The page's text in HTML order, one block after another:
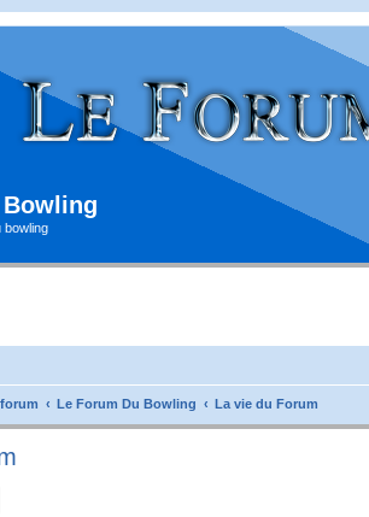
Bowling
bowling
Le Forum Du Bowling La vie du Forum